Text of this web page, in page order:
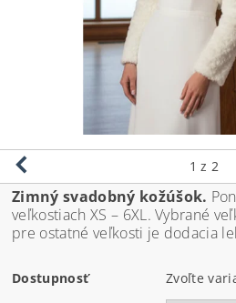
1 z 2
Zimný svadobný kožúšok.
veľkostiach XS – 6XL. Vybrané
pre ostatné veľkosti je dodacia
Dostupnosť Zvoľte